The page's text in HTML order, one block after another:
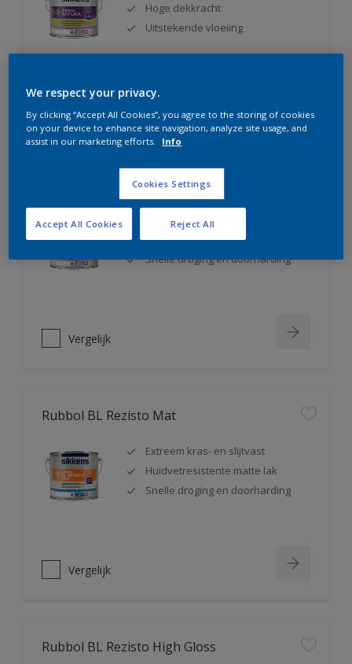
Hoge dekkracht
Uitstekende vloeiing
Rubbol BL Rezisto Satin
Extreem kras- en slijtvast
Huidvetresistente zijdeglanslak
Snelle droging en doorharding
Vergelijk
Rubbol BL Rezisto Mat
Extreem kras- en slijtvast
Huidvetresistente matte lak
Snelle droging en doorharding
Vergelijk
Rubbol BL Rezisto High Gloss
We respect your privacy.
By clicking “Accept All Cookies”, you agree to the storing of cookies
on your device to enhance site navigation, analyze site usage, and
assist in our marketing efforts.
Info
Cookies Settings
Reject All
Accept All Cookies